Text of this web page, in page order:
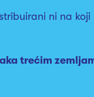
ni na koji
trećim